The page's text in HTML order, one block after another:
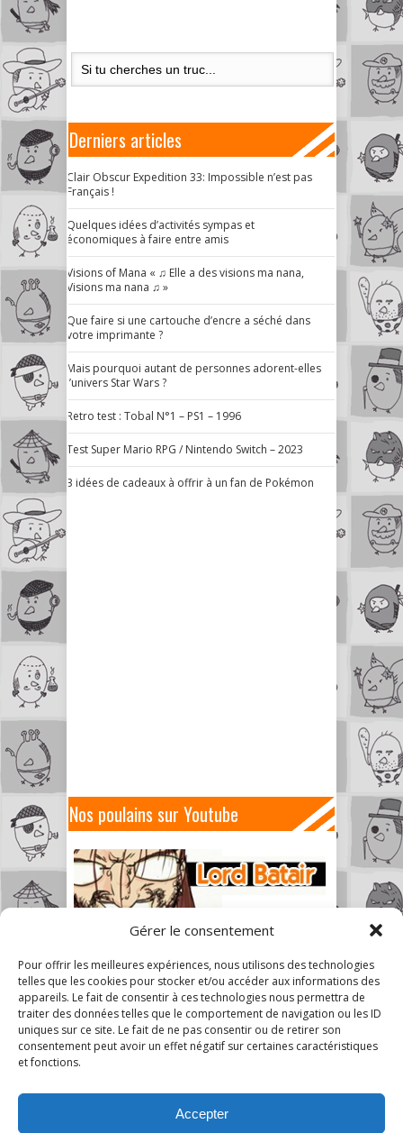
Gérer le consentement
Pour offrir les meilleures expériences, nous utilisons des technologies
telles que les cookies pour stocker et/ou accéder aux informations des
appareils. Le fait de consentir à ces technologies nous permettra de
traiter des données telles que le comportement de navigation ou les ID
uniques sur ce site. Le fait de ne pas consentir ou de retirer son
consentement peut avoir un effet négatif sur certaines caractéristiques
et fonctions.
Accepter
Derniers articles
Clair Obscur Expedition 33: Impossible n’est pas
Français !
Quelques idées d’activités sympas et
économiques à faire entre amis
Visions of Mana « ♫ Elle a des visions ma nana,
Visions ma nana ♫ »
Que faire si une cartouche d’encre a séché dans
votre imprimante ?
Mais pourquoi autant de personnes adorent-elles
l’univers Star Wars ?
Retro test : Tobal N°1 – PS1 – 1996
Test Super Mario RPG / Nintendo Switch – 2023
3 idées de cadeaux à offrir à un fan de Pokémon
Nos poulains sur Youtube